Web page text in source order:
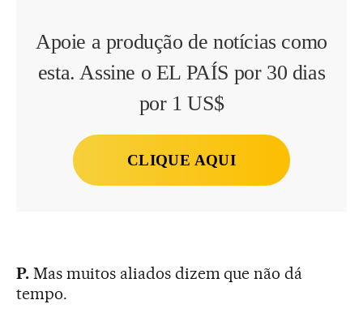
Apoie a produção de notícias como
esta. Assine o EL PAÍS por 30 dias
por 1 US$
CLIQUE AQUI
P.Mas muitos aliados dizem que não dá
tempo.